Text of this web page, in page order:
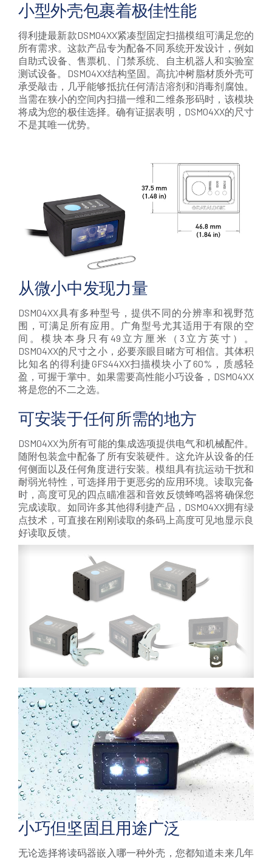
小型外壳包裹着极佳性能
得利捷最新款DSM04XX紧凑型固定扫描模组可满足您的
所有需求。这款产品专为配备不同系统开发设计，例如
自助式设备、售票机、门禁系统、自主机器人和实验室
测试设备。DSM04XX结构坚固。高抗冲树脂材质外壳可
承受敲击，几乎能够抵抗任何清洁溶剂和消毒剂腐蚀。
当需在狭小的空间内扫描一维和二维条形码时，该模块
将成为您的极佳选择。确有证据表明，DSM04XX的尺寸
不是其唯一优势。
从微小中发现力量
DSM04XX具有多种型号，提供不同的分辨率和视野范
围，可满足所有应用。广角型号尤其适用于有限的空
间。模块本身只有49立方厘米（3立方英寸）。
DSM04XX的尺寸之小，必要亲眼目睹方可相信。其体积
比知名的得利捷GFS44XX扫描模块小了60%，质感轻
盈，可握于掌中。如果需要高性能小巧设备，DSM04XX
将是您的不二之选。
可安装于任何所需的地方
DSM04XX为所有可能的集成选项提供电气和机械配件。
随附包装盒中配备了所有安装硬件。这允许从设备的任
何侧面以及任何角度进行安装。模组具有抗运动干扰和
耐弱光特性，可选择用于更恶劣的应用环境。读取完备
时，高度可见的四点瞄准器和音效反馈蜂鸣器将确保您
完成读取。如同许多其他得利捷产品，DSM04XX拥有绿
点技术，可直接在刚刚读取的条码上高度可见地显示良
好读取反馈。
小巧但坚固且用途广泛
无论选择将读码器嵌入哪一种外壳，您都知道未来几年